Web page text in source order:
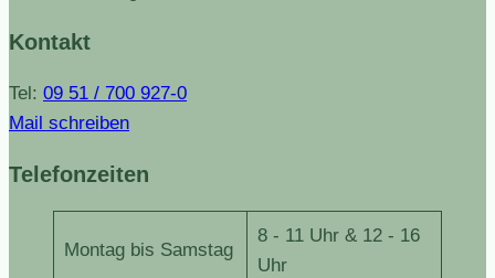
Kontakt
Tel: 09 51 / 700 927-0
Mail schreiben
Telefonzeiten
Montag bis Samstag
8 - 11 Uhr & 12 - 16
Uhr